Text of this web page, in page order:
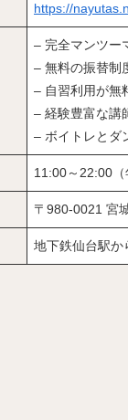
https://
– 完全マンツー
– 無料の振替制
– 自習利用が無
– 経験豊富な講
– ボイトレとダ
11:00～22:00（
〒980-0021 宮
地下鉄仙台駅か